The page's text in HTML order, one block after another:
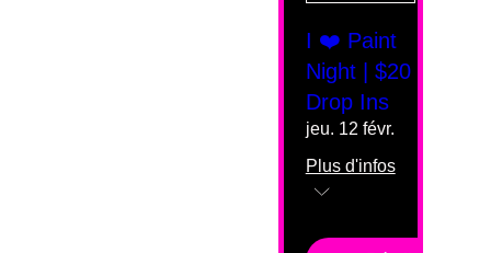
I ❤️ Paint
Night | $20
Drop Ins
jeu. 12 févr.
Plus d'infos